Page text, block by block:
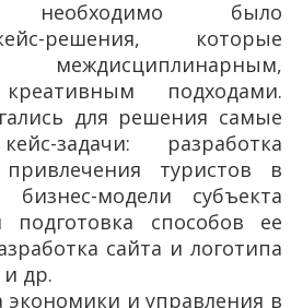
необходимо было
решения, которые
подходами.
для решения самые
задачи: разработка
туристов в
бизнес-модели субъекта
подготовка способов ее
сайта и логотипа
др.
экономики и управления в